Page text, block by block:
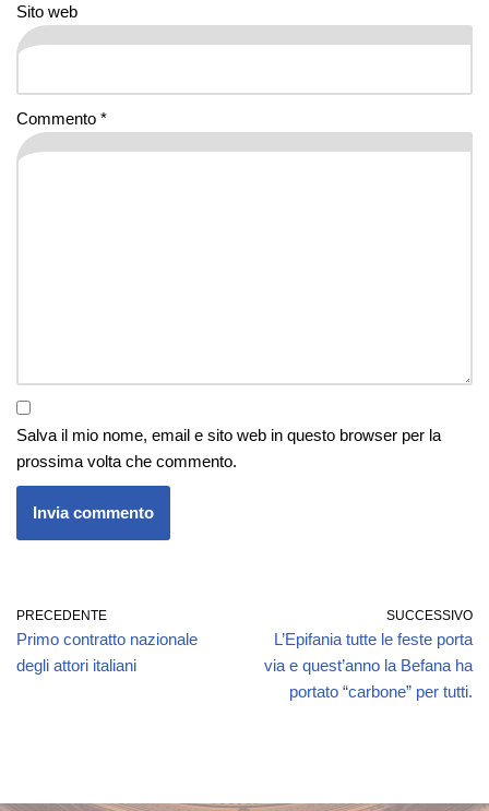
Sito web
Commento *
Salva il mio nome, email e sito web in questo browser per la
prossima volta che commento.
PRECEDENTE
Primo contratto nazionale
degli attori italiani
SUCCESSIVO
L’Epifania tutte le feste porta
via e quest’anno la Befana ha
portato “carbone” per tutti.